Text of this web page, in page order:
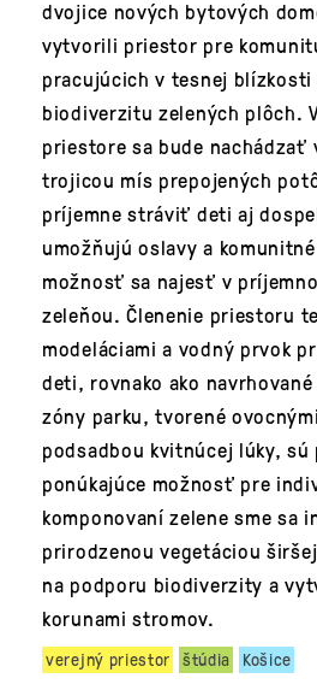
dvojice nových bytových
vytvorili priestor pre
pracujúcich v tesnej
biodiverzitu zelených plôch.
priestore sa bude nachádzať
trojicou mís prepojených
príjemne stráviť deti aj
umožňujú oslavy a
možnosť sa najesť v
zeleňou. Členenie priestoru
modeláciami a vodný prvok
deti, rovnako ako
zóny parku, tvorené
podsadbou kvitnúcej lúky, sú
ponúkajúce možnosť pre
komponovaní zelene sme sa
prirodzenou vegetáciou
na podporu biodiverzity a
korunami stromov.
verejný priestor štúdia Košice